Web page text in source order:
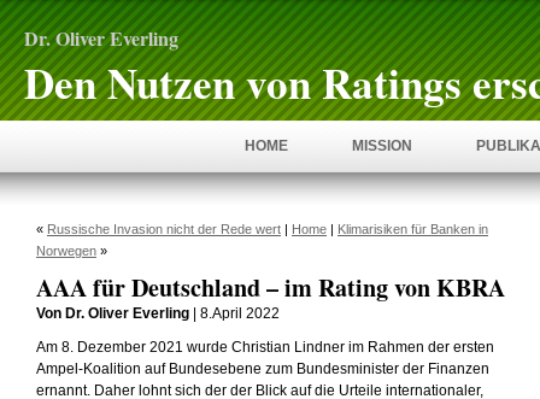
Dr. Oliver Everling
Den Nutzen von Ratings
HOME MISSION
« Russische Invasion nicht der Rede wert | Home | Klimarisiken für Banken in
Norwegen »
AAA für Deutschland – im Rating von KBRA
Von Dr. Oliver Everling | 8.April 2022
Am 8. Dezember 2021 wurde Christian Lindner im Rahmen der ersten
Ampel-Koalition auf Bundesebene zum Bundesminister der Finanzen
ernannt. Daher lohnt sich der der Blick auf die Urteile internationaler,